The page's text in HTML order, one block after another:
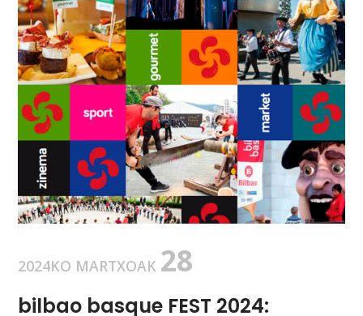
2024KO MARTXOAK 28
bilbao basque FEST 2024: